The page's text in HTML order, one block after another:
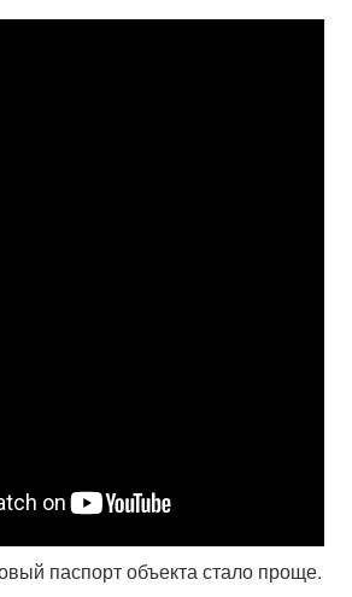
паспорт объекта стало проще.